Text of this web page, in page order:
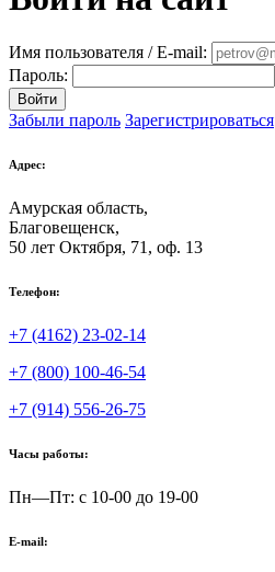
Имя пользователя / E-mail:
Пароль:
Войти
Забыли пароль Зарегистрироваться
Адрес:
Амурская область,
Благовещенск,
50 лет Октября, 71, оф. 13
Телефон:
+7 (4162) 23-02-14
+7 (800) 100-46-54
+7 (914) 556-26-75
Часы работы:
Пн—Пт: с 10-00 до 19-00
E-mail: